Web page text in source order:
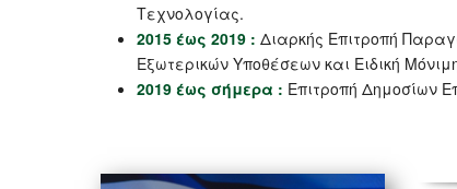
Τεχνολογίας.
2015 έως 2019 : Διαρκής Επιτροπή
Εξωτερικών Υποθέσεων και Ειδική
2019 έως σήμερα : Επιτροπή Δημοσίων